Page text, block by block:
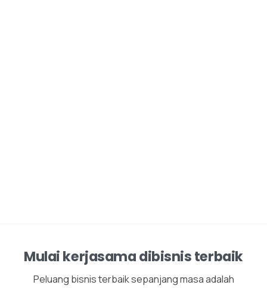
Mulai kerjasama dibisnis terbaik
Peluang bisnis terbaik sepanjang masa adalah